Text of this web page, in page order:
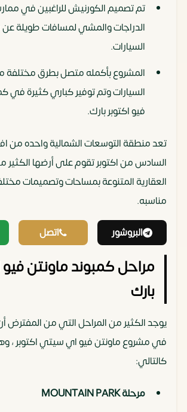
تم تصميم الكورنيش للراغبين في
الدراجات والمشي لمسافات طويلة
السيارات.
المشروع بأكمله متصل بطرق
السيارات وتم توفير كباري كثيرة في
فيو اكتوبر بارك.
تعد منطقة التوسعات الشمالية واحده من
السادس من اكتوبر تقوم على أرضها الكثير
العقارية المتنوعة بمساحات وتصميمات
مناسبه.
البروشور اتصل
مراحل كمبوند ماونتن فيو
بارك
يوجد الكثير من المراحل التي من المفترض
في مشروع ماونتن فيو اي سيتي اكتوبر ،
كالتالي:
مرحلة MOUNTAIN PARK